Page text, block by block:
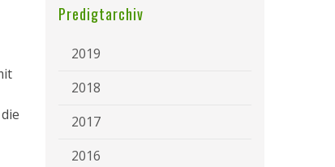
Predigtarchiv
2019
2018
2017
2016